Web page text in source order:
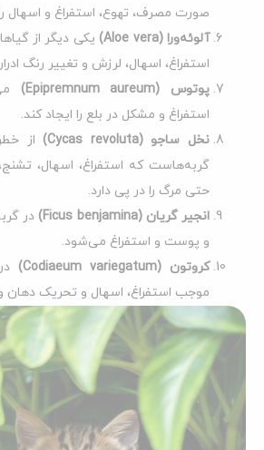
صورت مصرف، تهوع، استفراغ و اسهال
آلوئه‌ورا (Aloe vera)
یکی دیگر از
استفراغ، اسهال، لرزش و تغییر رنگ
پوتوس (Epipremnum aureum)
استفراغ و مشکل در بلع را ایجاد کند.
نخل ساجو (Cycas revoluta)
از
گربه‌هاست که استفراغ، اسهال،
حتی مرگ را در پی دارد.
انجیر گریان (Ficus benjamina)
در
و پوست و استفراغ می‌شود.
کروتون (Codiaeum variegatum)
موجب استفراغ، اسهال و تحریک دهان